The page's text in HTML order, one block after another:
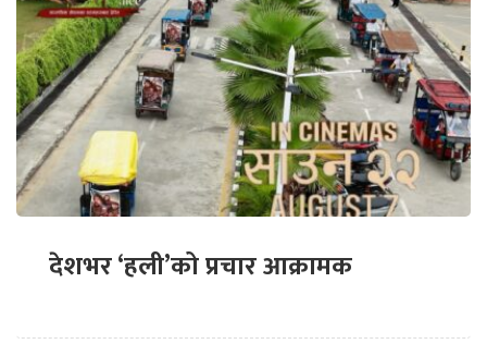
देशभर ‘हली’को प्रचार आक्रामक